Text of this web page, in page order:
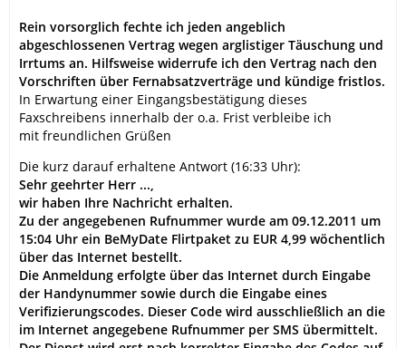
Rein vorsorglich fechte ich jeden angeblich
abgeschlossenen Vertrag wegen arglistiger Täuschung und
Irrtums an. Hilfsweise widerrufe ich den Vertrag nach den
Vorschriften über Fernabsatzverträge und kündige fristlos.
In Erwartung einer Eingangsbestätigung dieses
Faxschreibens innerhalb der o.a. Frist verbleibe ich
mit freundlichen Grüßen
Die kurz darauf erhaltene Antwort (16:33 Uhr):
Sehr geehrter Herr ...,
wir haben Ihre Nachricht erhalten.
Zu der angegebenen Rufnummer wurde am 09.12.2011 um
15:04 Uhr ein BeMyDate Flirtpaket zu EUR 4,99 wöchentlich
über das Internet bestellt.
Die Anmeldung erfolgte über das Internet durch Eingabe
der Handynummer sowie durch die Eingabe eines
Verifizierungscodes. Dieser Code wird ausschließlich an die
im Internet angegebene Rufnummer per SMS übermittelt.